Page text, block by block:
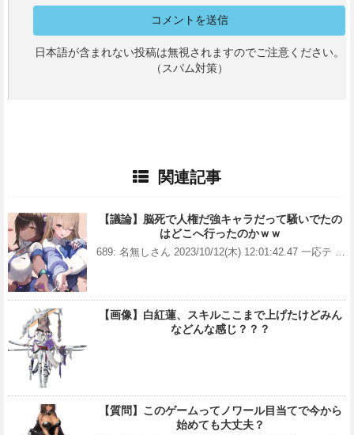
日本語が含まれない投稿は無視されますのでご注意ください。
（スパム対策）
関連記事
【議論】脳死で人権だ強キャラだって騒いでたの
はどこへ行ったのかｗｗ
689: 名無しさん 2023/10/12(木) 12:01:42.47 一応テ …
【画像】白紅蓮、スキルここまで上げたけどみん
などんな感じ？？？
【質問】このゲームってノワール目当てで今から
始めても大丈夫？